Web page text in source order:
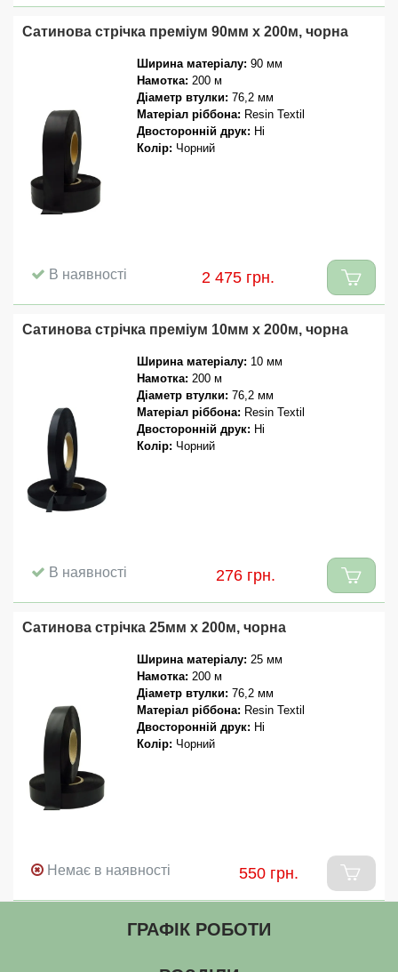
Сатинова стрічка преміум 90мм x 200м, чорна
Ширина матеріалу: 90 мм
Намотка: 200 м
Діаметр втулки: 76,2 мм
Матеріал ріббона: Resin Textil
Двосторонній друк: Ні
Колір: Чорний
В наявності 2 475 грн.
Сатинова стрічка преміум 10мм x 200м, чорна
Ширина матеріалу: 10 мм
Намотка: 200 м
Діаметр втулки: 76,2 мм
Матеріал ріббона: Resin Textil
Двосторонній друк: Ні
Колір: Чорний
В наявності 276 грн.
Сатинова стрічка 25мм x 200м, чорна
Ширина матеріалу: 25 мм
Намотка: 200 м
Діаметр втулки: 76,2 мм
Матеріал ріббона: Resin Textil
Двосторонній друк: Ні
Колір: Чорний
Немає в наявності 550 грн.
ГРАФІК РОБОТИ